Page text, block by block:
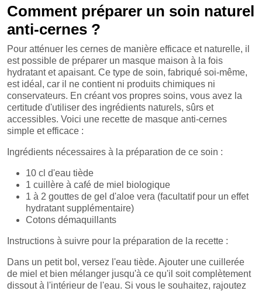
Comment préparer un soin naturel
anti-cernes ?
Pour atténuer les cernes de manière efficace et naturelle, il
est possible de préparer un masque maison à la fois
hydratant et apaisant. Ce type de soin, fabriqué soi-même,
est idéal, car il ne contient ni produits chimiques ni
conservateurs. En créant vos propres soins, vous avez la
certitude d'utiliser des ingrédients naturels, sûrs et
accessibles. Voici une recette de masque anti-cernes
simple et efficace :
Ingrédients nécessaires à la préparation de ce soin :
10 cl d'eau tiède
1 cuillère à café de miel biologique
1 à 2 gouttes de gel d'aloe vera (facultatif pour un effet
hydratant supplémentaire)
Cotons démaquillants
Instructions à suivre pour la préparation de la recette :
Dans un petit bol, versez l'eau tiède. Ajouter une cuillerée
de miel et bien mélanger jusqu'à ce qu'il soit complètement
dissout à l'intérieur de l'eau. Si vous le souhaitez, rajoutez